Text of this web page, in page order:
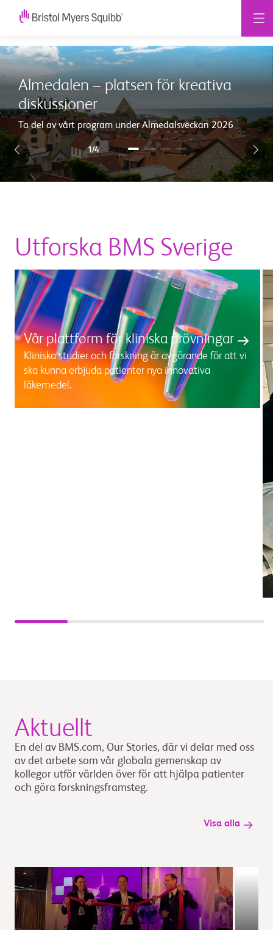
Ett
globalt
biopharmaföretag
|
Bristol
Myers
1/4
Almedalen – platsen för kreativa
diskussioner
Ta del av vårt program under Almedalsveckan 2026
Utforska BMS Sverige
Vår plattform för kliniska prövningar
Kliniska studier och forskning är avgörande för att vi
ska kunna erbjuda patienter nya innovativa
läkemedel.
Aktuellt
En del av BMS.com, Our Stories, där vi delar med oss
av det arbete som vår globala gemenskap av
kollegor utför världen över för att hjälpa patienter
och göra forskningsframsteg.
Visa alla